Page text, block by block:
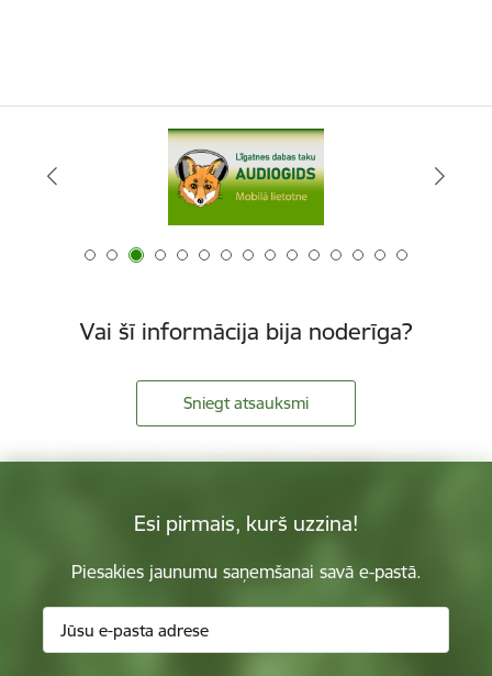
Vai šī informācija bija noderīga?
Sniegt atsauksmi
Esi pirmais, kurš uzzina!
Piesakies jaunumu saņemšanai savā e-pastā.